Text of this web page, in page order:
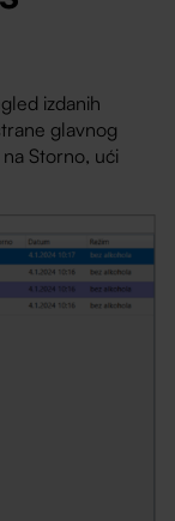
izdanih
glavnog
Storno, ući